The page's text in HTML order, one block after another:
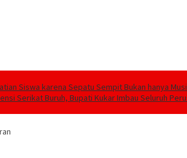
Siswa karena Sepatu Sempit Bukan hanya
Serikat Buruh, Bupati Kukar Imbau Seluruh